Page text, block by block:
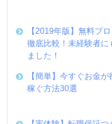
【2019年版】無料プ
徹底比較！未経験者
ました！
【簡単】今すぐお金
稼ぐ方法30選